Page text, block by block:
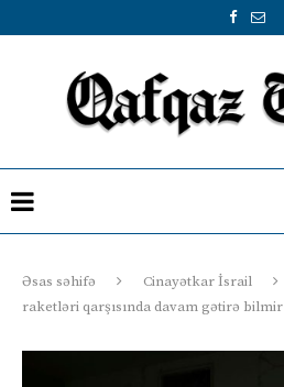
Əsas səhifə Cinayətkar İsrail
raketləri qarşısında davam gətirə bilmir